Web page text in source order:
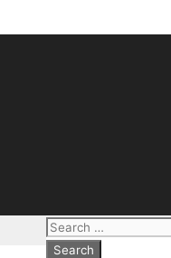
Search
for: